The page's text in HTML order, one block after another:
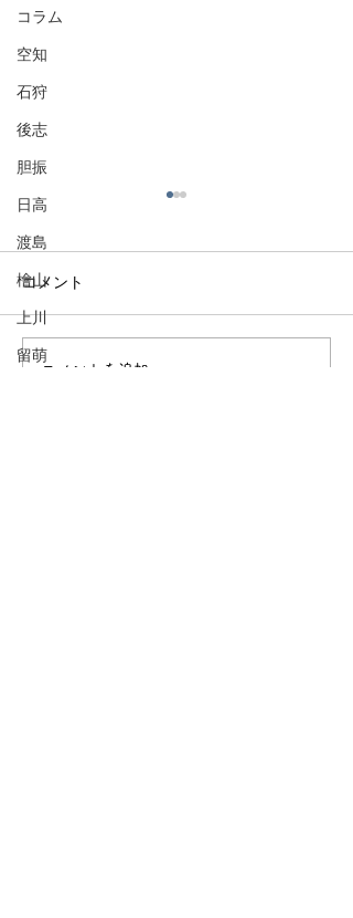
コラム
空知
石狩
後志
胆振
日高
渡島
檜山
上川
留萌
三豊市〜父母ヶ浜のま
コメント
コメントを追加…